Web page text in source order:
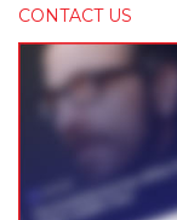
CONTACT US